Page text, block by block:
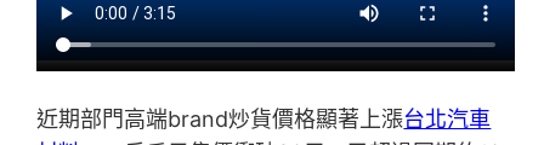
近期部門高端brand炒貨價格顯著上漲台北汽車